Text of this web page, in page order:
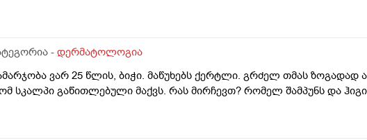
- დერმატოლოგია
ვარ 25 წლის, ბიჭი. მაწუხებს ქერტლი. გრძელ თმას ზოგადად
სკალპი გაწითლებული მაქვს. რას მირჩევთ? რომელ შამპუნს და